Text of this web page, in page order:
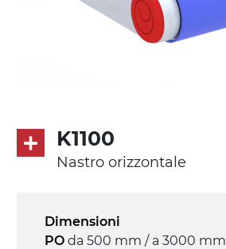
K1100
Nastro orizzontale
Dimensioni
PO da 500 mm / a 3000 mm